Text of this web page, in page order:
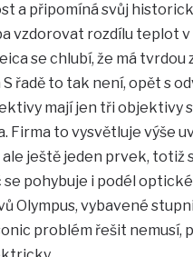
a připomíná svůj
vzdorovat rozdílu teplot v
se chlubí, že má tvrdou
S řadě to tak není, opět s
mají jen tři objektivy
Firma to vysvětluje výše
ještě jeden prvek, totiž
pohybuje i podél
Olympus, vybavené
problém řešit nemusí,